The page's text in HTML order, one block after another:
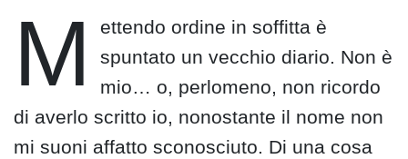
M
ettendo ordine in soffitta è
spuntato un vecchio diario. Non è
mio… o, perlomeno, non ricordo
di averlo scritto io, nonostante il nome non
mi suoni affatto sconosciuto. Di una cosa